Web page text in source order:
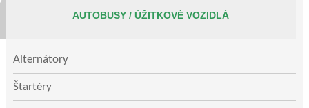
AUTOBUSY / ÚŽITKOVÉ VOZIDLÁ
Alternátory
Štartéry